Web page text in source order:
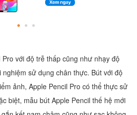
với độ trễ thấp cũng như nhạy độ
sử dụng chân thực. Bút với độ
ảnh, Apple Pencil Pro có thể thực sử
biệt, mẫu bút Apple Pencil thế hệ mới